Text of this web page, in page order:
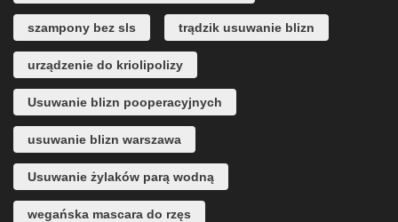
szampony bez sls trądzik usuwanie blizn
urządzenie do kriolipolizy
Usuwanie blizn pooperacyjnych
usuwanie blizn warszawa
Usuwanie żylaków parą wodną
wegańska mascara do rzęs